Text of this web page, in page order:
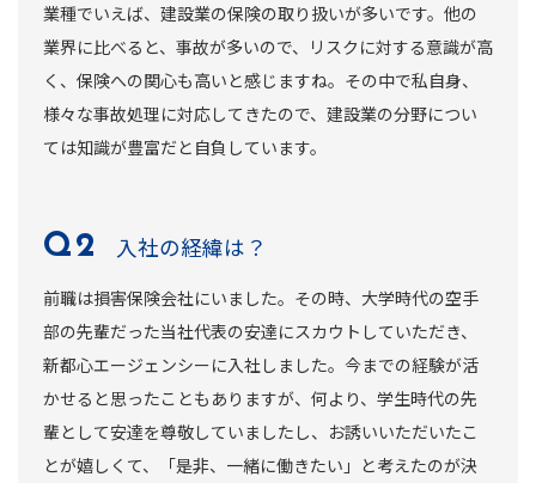
業種でいえば、建設業の保険の取り扱いが多いです。他の
業界に比べると、事故が多いので、リスクに対する意識が高
く、保険への関心も高いと感じますね。その中で私自身、
様々な事故処理に対応してきたので、建設業の分野につい
ては知識が豊富だと自負しています。
入社の経緯は？
前職は損害保険会社にいました。その時、大学時代の空手
部の先輩だった当社代表の安達にスカウトしていただき、
新都心エージェンシーに入社しました。今までの経験が活
かせると思ったこともありますが、何より、学生時代の先
輩として安達を尊敬していましたし、お誘いいただいたこ
とが嬉しくて、「是非、一緒に働きたい」と考えたのが決